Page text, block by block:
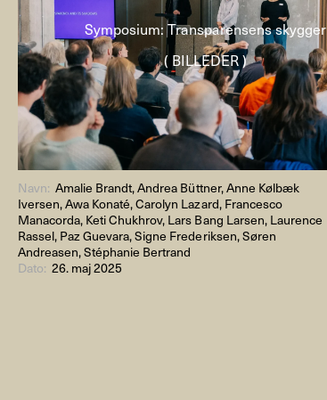
Symposium: Transparensens skygger
( BILLEDER )
Navn:Amalie Brandt, Andrea Büttner, Anne Kølbæk
Iversen, Awa Konaté, Carolyn Lazard, Francesco
Manacorda, Keti Chukhrov, Lars Bang Larsen, Laurence
Rassel, Paz Guevara, Signe Frederiksen, Søren
Andreasen, Stéphanie Bertrand
Dato:26. maj 2025